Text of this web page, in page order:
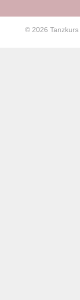
© 2026 Tanzkurs